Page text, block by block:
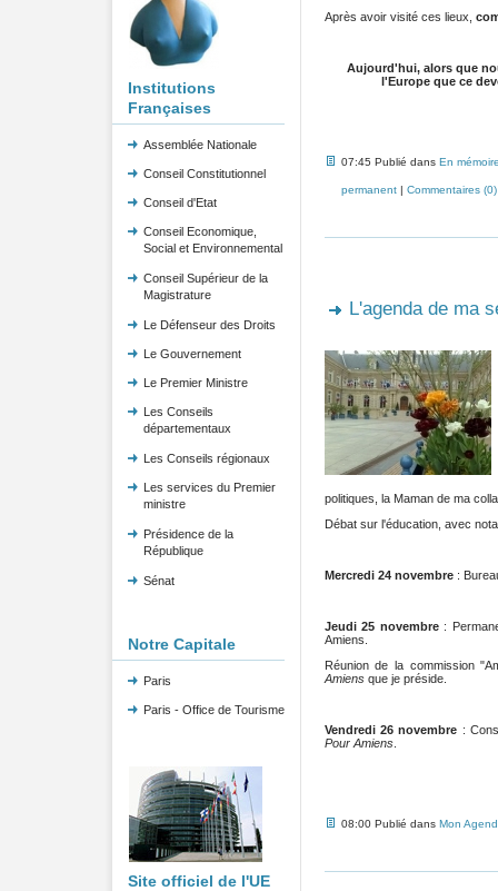
Institutions
Françaises
Assemblée Nationale
Conseil Constitutionnel
Conseil d'Etat
Conseil Economique,
Social et Environnemental
Conseil Supérieur de la
Magistrature
Le Défenseur des Droits
Le Gouvernement
Le Premier Ministre
Les Conseils
départementaux
Les Conseils régionaux
Les services du Premier
ministre
Présidence de la
République
Sénat
Notre Capitale
Paris
Paris - Office de Tourisme
Site officiel de l'UE
Après avoir visité ces lieux,
Aujourd'hui, alors que
l'Europe que ce
07:45 Publié dans En
permanent| Commentaires (0)
L'agenda de ma
politiques, la Maman de ma
Débat sur l'éducation, avec
Mercredi 24 novembre :
Jeudi 25 novembre :
Amiens.
Réunion de la commission
Amiens que je préside.
Vendredi 26 novembre :
Pour Amiens.
08:00 Publié dans Mon